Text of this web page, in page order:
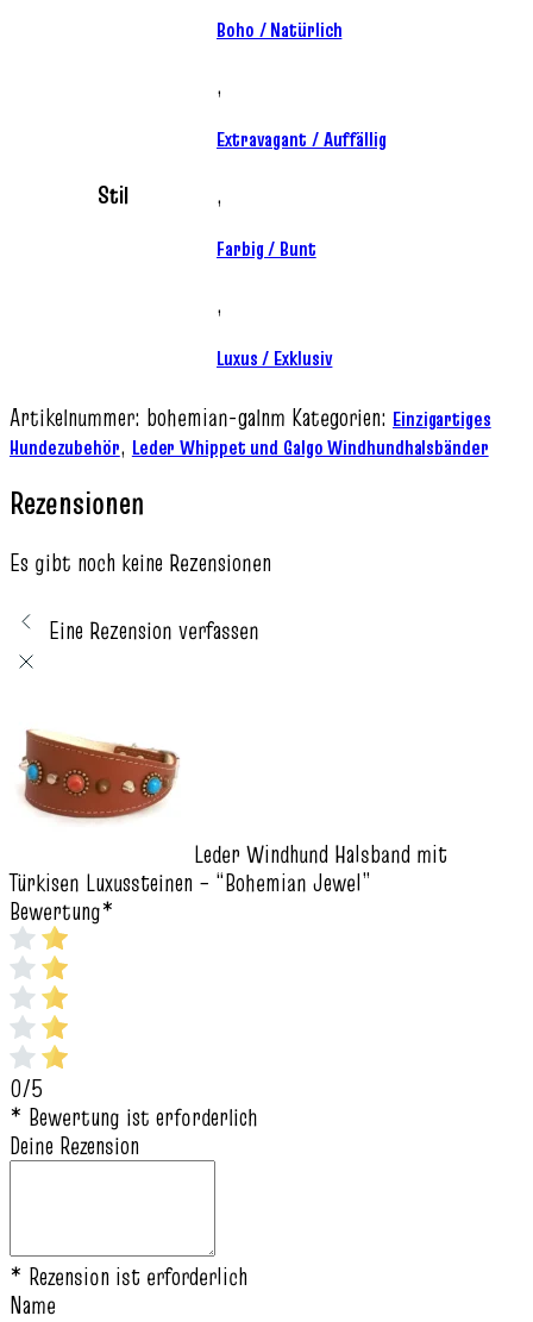
Stil
Boho / Natürlich
,
Extravagant / Auffällig
,
Farbig / Bunt
,
Luxus / Exklusiv
Artikelnummer: bohemian-galnm Kategorien: Einzigartiges
Hundezubehör, Leder Whippet und Galgo Windhundhalsbänder
Rezensionen
Es gibt noch keine Rezensionen
Eine Rezension verfassen
Leder Windhund Halsband mit
Türkisen Luxussteinen – “Bohemian Jewel”
Bewertung*
0/5
* Bewertung ist erforderlich
Deine Rezension
* Rezension ist erforderlich
Name